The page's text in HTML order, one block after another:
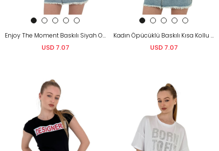
Enjoy The Moment Baskılı Siyah Oversize T-Shirt
USD 7.07
Kadın Öpücüklü Baskılı Kısa Kollu Dar Beyaz Tişört
USD 7.07